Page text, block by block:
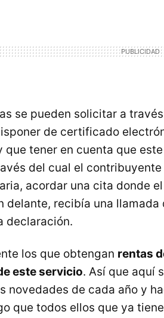
se pueden solicitar a
de certificado
que tener en cuenta que
del cual el
acordar una cita donde
delante, recibía una llamada
declaración.
los que obtengan rentas
este servicio. Así que aquí
novedades de cada año y
que todos ellos que ya